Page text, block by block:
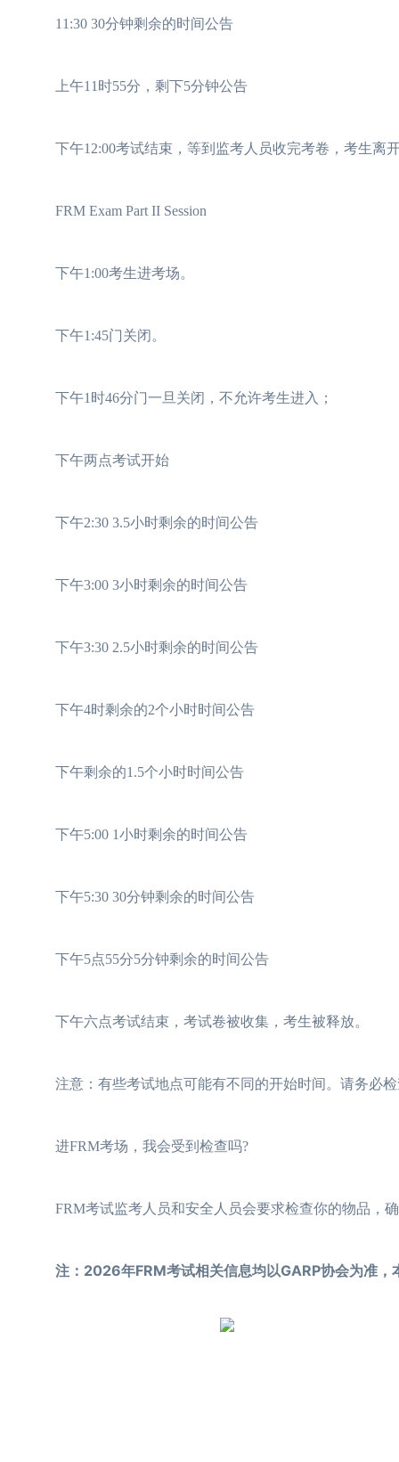
11:30 30分钟剩余的时间公告
上午11时55分，剩下5分钟公告
下午12:00考试结束，等到监考人员收完考卷，考生离
FRM Exam Part II Session
下午1:00考生进考场。
下午1:45门关闭。
下午1时46分门一旦关闭，不允许考生进入；
下午两点考试开始
下午2:30 3.5小时剩余的时间公告
下午3:00 3小时剩余的时间公告
下午3:30 2.5小时剩余的时间公告
下午4时剩余的2个小时时间公告
下午剩余的1.5个小时时间公告
下午5:00 1小时剩余的时间公告
下午5:30 30分钟剩余的时间公告
下午5点55分5分钟剩余的时间公告
下午六点考试结束，考试卷被收集，考生被释放。
注意：有些考试地点可能有不同的开始时间。请务必检
进FRM考场，我会受到检查吗?
FRM考试监考人员和安全人员会要求检查你的物品，确
注：2026年FRM考试相关信息均以GARP协会为准，